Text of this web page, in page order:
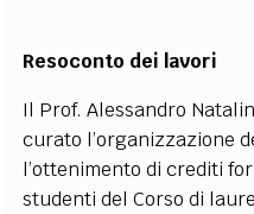
Resoconto dei lavori
Il Prof. Alessandro
curato l’organizzazione
l’ottenimento di crediti
studenti del Corso di